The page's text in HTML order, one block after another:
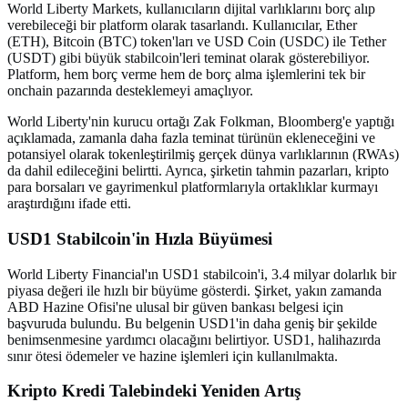
World Liberty Markets, kullanıcıların dijital varlıklarını borç alıp
verebileceği bir platform olarak tasarlandı. Kullanıcılar, Ether
(ETH), Bitcoin (BTC) token'ları ve USD Coin (USDC) ile Tether
(USDT) gibi büyük stabilcoin'leri teminat olarak gösterebiliyor.
Platform, hem borç verme hem de borç alma işlemlerini tek bir
onchain pazarında desteklemeyi amaçlıyor.
World Liberty'nin kurucu ortağı Zak Folkman, Bloomberg'e yaptığı
açıklamada, zamanla daha fazla teminat türünün ekleneceğini ve
potansiyel olarak tokenleştirilmiş gerçek dünya varlıklarının (RWAs)
da dahil edileceğini belirtti. Ayrıca, şirketin tahmin pazarları, kripto
para borsaları ve gayrimenkul platformlarıyla ortaklıklar kurmayı
araştırdığını ifade etti.
USD1 Stabilcoin'in Hızla Büyümesi
World Liberty Financial'ın USD1 stabilcoin'i, 3.4 milyar dolarlık bir
piyasa değeri ile hızlı bir büyüme gösterdi. Şirket, yakın zamanda
ABD Hazine Ofisi'ne ulusal bir güven bankası belgesi için
başvuruda bulundu. Bu belgenin USD1'in daha geniş bir şekilde
benimsenmesine yardımcı olacağını belirtiyor. USD1, halihazırda
sınır ötesi ödemeler ve hazine işlemleri için kullanılmakta.
Kripto Kredi Talebindeki Yeniden Artış